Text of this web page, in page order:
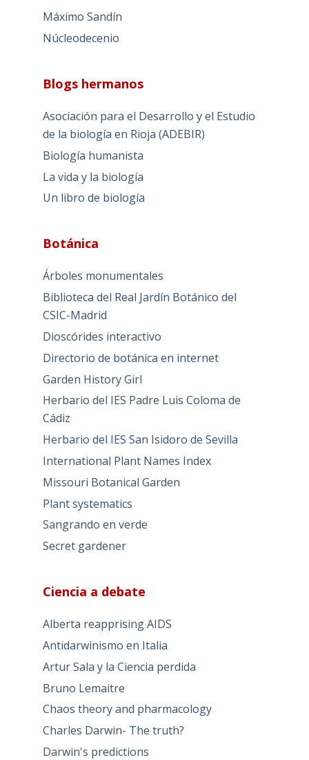
Máximo Sandín
Núcleodecenio
Blogs hermanos
Asociación para el Desarrollo y el Estudio
de la biología en Rioja (ADEBIR)
Biología humanista
La vida y la biología
Un libro de biología
Botánica
Árboles monumentales
Biblioteca del Real Jardín Botánico del
CSIC-Madrid
Dioscórides interactivo
Directorio de botánica en internet
Garden History Girl
Herbario del IES Padre Luis Coloma de
Cádiz
Herbario del IES San Isidoro de Sevilla
International Plant Names Index
Missouri Botanical Garden
Plant systematics
Sangrando en verde
Secret gardener
Ciencia a debate
Alberta reapprising AIDS
Antidarwinismo en Italia
Artur Sala y la Ciencia perdida
Bruno Lemaitre
Chaos theory and pharmacology
Charles Darwin- The truth?
Darwin's predictions